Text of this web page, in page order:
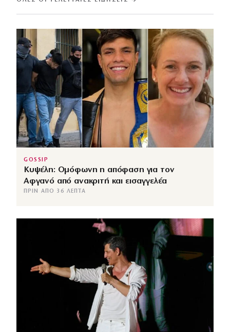
GOSSIP
Κυψέλη: Ομόφωνη η απόφαση για τον
Αφγανό από ανακριτή και εισαγγελέα
ΠΡΙΝ ΑΠΌ 36 ΛΕΠΤΆ